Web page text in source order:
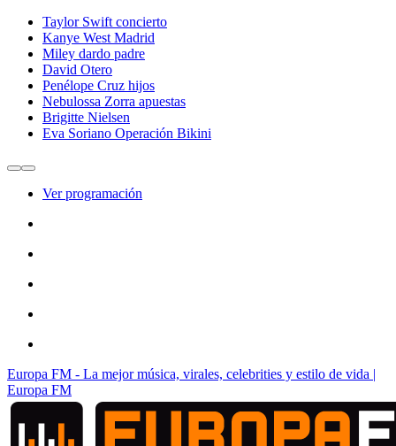
Taylor Swift concierto
Kanye West Madrid
Miley dardo padre
David Otero
Penélope Cruz hijos
Nebulossa Zorra apuestas
Brigitte Nielsen
Eva Soriano Operación Bikini
Ver programación
Europa FM - La mejor música, virales, celebrities y estilo de vida |
Europa FM